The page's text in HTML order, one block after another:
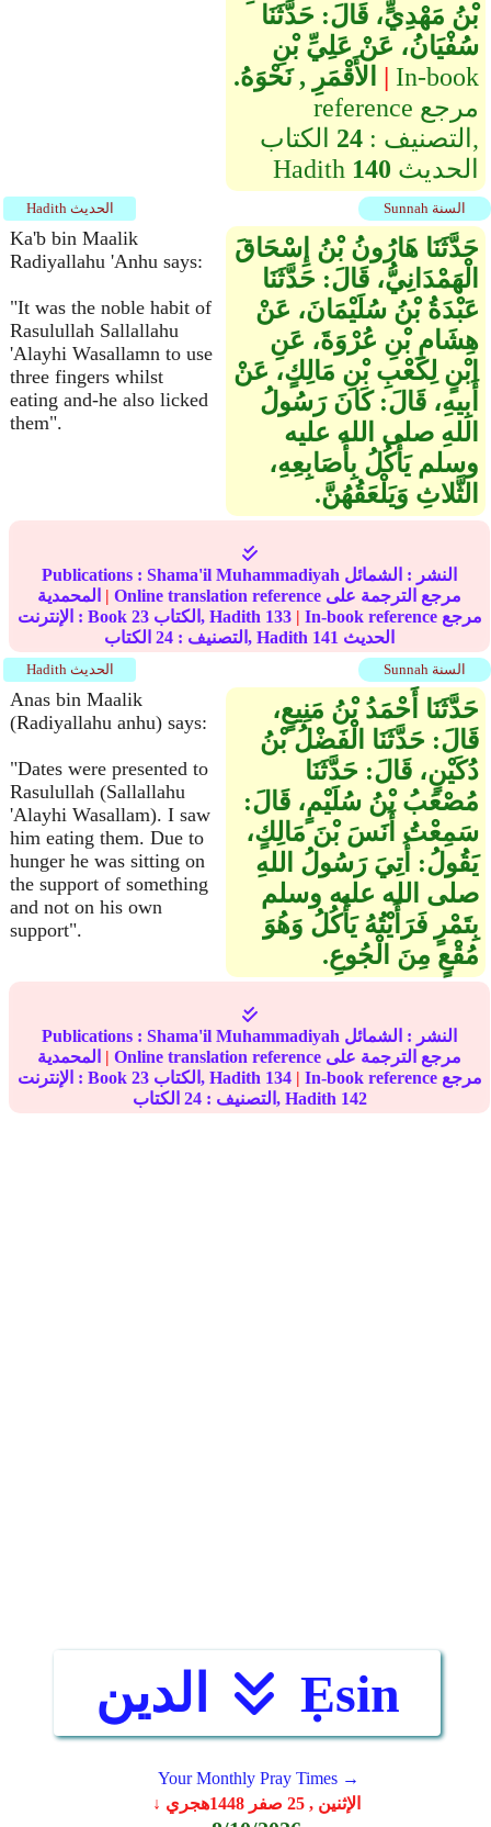
بْنُ مَهْدِيٍّ، قَالَ‏:‏ حَدَّثَنَا
سُفْيَانُ، عَنْ عَلِيِّ بْنِ
الأَقْمَرِ ‏,‏ نَحْوَهُ‏.‏ | In-book
reference مرجع
التصنيف : 24 الكتاب,
Hadith 140 الحديث
Sunnah السنة Hadith الحديث
Ka'b bin Maalik
Radiyallahu 'Anhu says:
"It was the noble habit of
Rasulullah Sallallahu
'Alayhi Wasallamn to use
three fingers whilst
eating and-he also licked
them".
حَدَّثَنَا هَارُونُ بْنُ إِسْحَاقَ
الْهَمْدَانِيُّ، قَالَ‏:‏ حَدَّثَنَا
عَبْدَةُ بْنُ سُلَيْمَانَ، عَنْ
هِشَامِ بْنِ عُرْوَةَ، عَنِ
ابْنٍ لِكَعْبِ بْنِ مَالِكٍ، عَنْ
أَبِيهِ، قَالَ‏:‏ كَانَ رَسُولُ
اللهِ صلى الله عليه
وسلم يَأْكُلُ بِأَصَابِعِهِ،
الثَّلاثِ وَيَلْعَقُهُنَّ‏.‏
Publications : Shama'il Muhammadiyah النشر : الشمائل
المحمدية | Online translation reference مرجع الترجمة على
الإنترنت : Book 23 الكتاب, Hadith 133 | In-book reference مرجع
التصنيف : 24 الكتاب, Hadith 141 الحديث
Sunnah السنة Hadith الحديث
Anas bin Maalik
(Radiyallahu anhu) says:
"Dates were presented to
Rasulullah (Sallallahu
'Alayhi Wasallam). I saw
him eating them. Due to
hunger he was sitting on
the support of something
and not on his own
support".
حَدَّثَنَا أَحْمَدُ بْنُ مَنِيعٍ،
قَالَ‏:‏ حَدَّثَنَا الْفَضْلُ بْنُ
دُكَيْنٍ، قَالَ‏:‏ حَدَّثَنَا
مُصْعَبُ بْنُ سُلَيْمٍ، قَالَ‏:‏
سَمِعْتُ أَنَسَ بْنَ مَالِكٍ،
يَقُولُ‏:‏ أُتِيَ رَسُولُ اللهِ
صلى الله عليه وسلم
بِتَمْرٍ فَرَأَيْتُهُ يَأْكُلُ وَهُوَ
مُقْعٍ مِنَ الْجُوعِ‏.‏
Publications : Shama'il Muhammadiyah النشر : الشمائل
المحمدية | Online translation reference مرجع الترجمة على
الإنترنت : Book 23 الكتاب, Hadith 134 | In-book reference مرجع
التصنيف :24 الكتاب, Hadith 142
Ẹsin